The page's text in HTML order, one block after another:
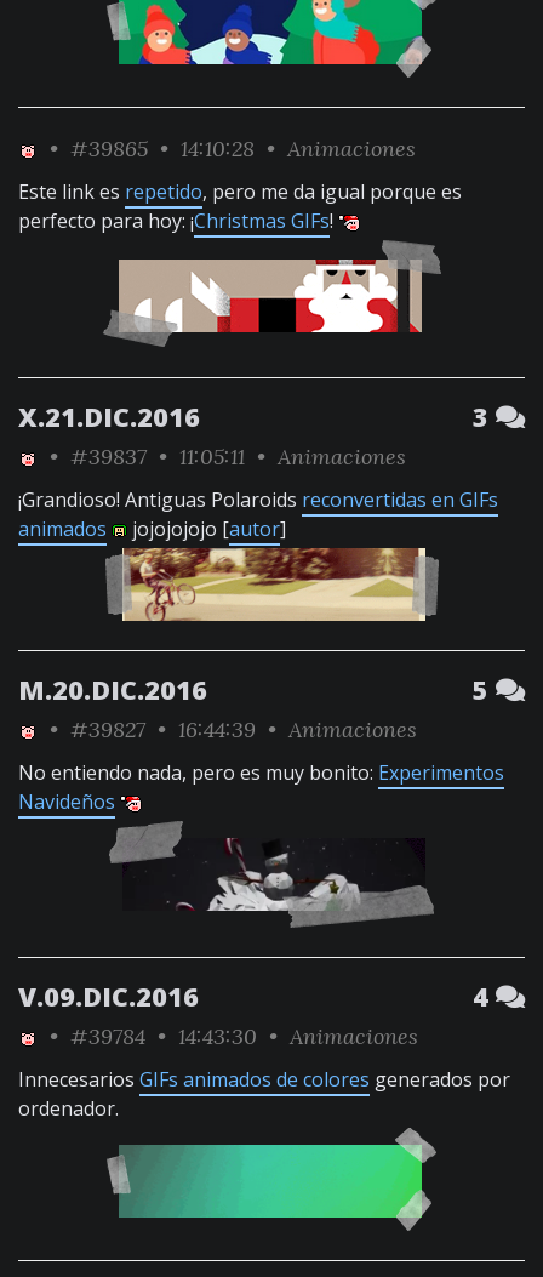
• #39865 • 14:10:28 • Animaciones
Este link es repetido, pero me da igual porque es
perfecto para hoy: ¡Christmas GIFs!
X.21.DIC.2016 3
• #39837 • 11:05:11 • Animaciones
¡Grandioso! Antiguas Polaroids reconvertidas en GIFs
animados
jojojojojo [autor]
M.20.DIC.2016 5
• #39827 • 16:44:39 • Animaciones
No entiendo nada, pero es muy bonito: Experimentos
Navideños
V.09.DIC.2016 4
• #39784 • 14:43:30 • Animaciones
Innecesarios GIFs animados de colores generados por
ordenador.